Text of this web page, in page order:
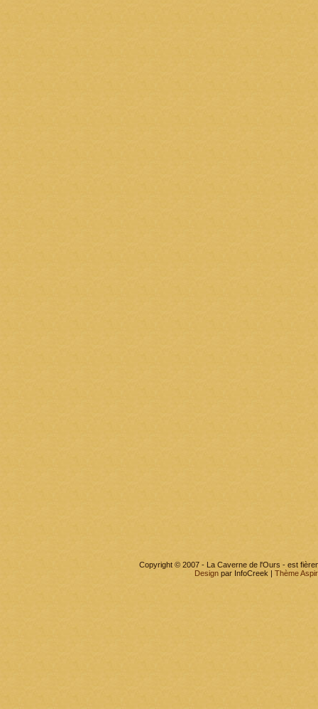
Copyright © 2007 - La Caverne de l'Ours - est
Design par InfoCreek | Thème